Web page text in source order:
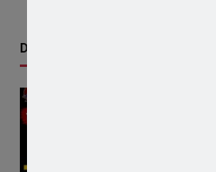
Don't Miss